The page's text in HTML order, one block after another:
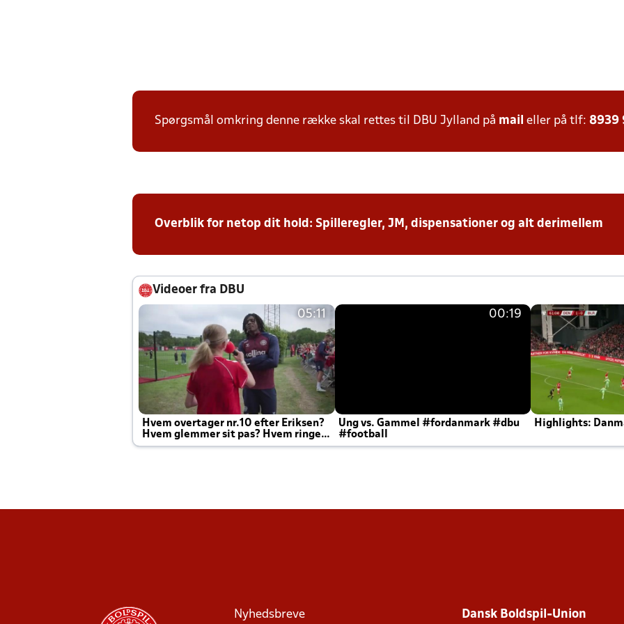
Spørgsmål omkring denne række skal rettes til DBU Jylland på mail eller på tlf: 8939
Overblik for netop dit hold: Spilleregler, JM, dispensationer og alt derimellem
Videoer fra DBU
05:11
Hvem overtager nr.10 efter Eriksen?
Hvem glemmer sit pas? Hvem ringer
Joachim altid til efter kampe?
00:19
Ung vs. Gammel #fordanmark #dbu
#football
Highlights:
Nyhedsbreve Dansk Boldspil-Union